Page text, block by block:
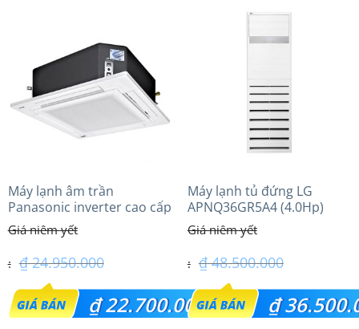
₫ 28.850.000.
Máy lạnh âm trần
Panasonic inverter cao cấp
(2.0 Hp) S-1821PU3HA/U-
18PRH1H5
₫24.950.000
Giá
gốc
₫22.700.000
Máy lạnh tủ đứng LG
APNQ36GR5A4 (4.0Hp)
inverter
₫48.500.000
Giá
gốc
₫